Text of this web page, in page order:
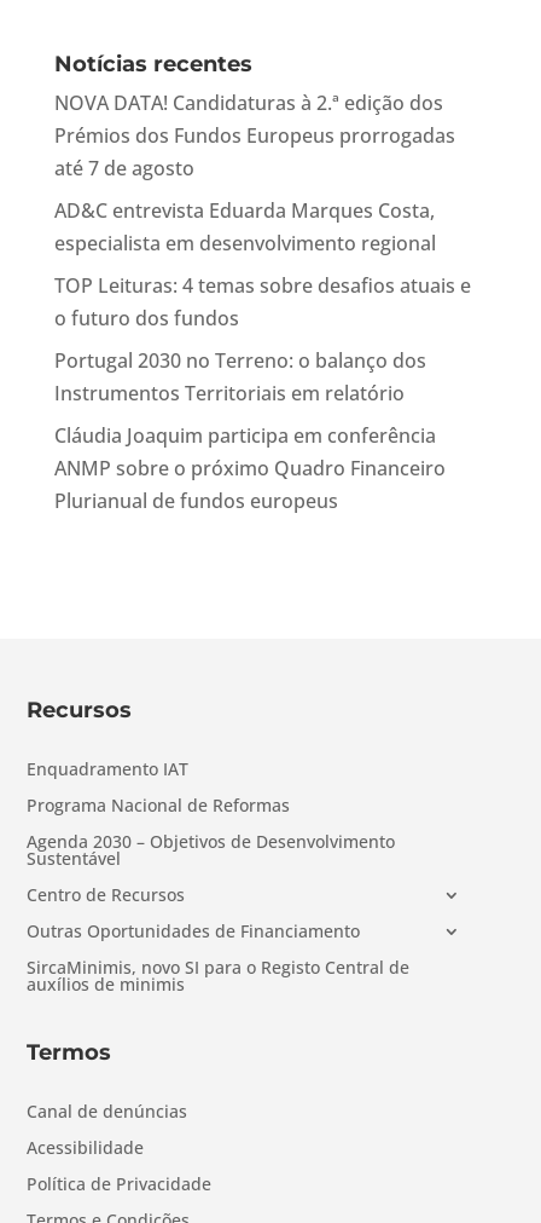
Notícias recentes
NOVA DATA! Candidaturas à 2.ª edição dos
Prémios dos Fundos Europeus prorrogadas
até 7 de agosto
AD&C entrevista Eduarda Marques Costa,
especialista em desenvolvimento regional
TOP Leituras: 4 temas sobre desafios atuais e
o futuro dos fundos
Portugal 2030 no Terreno: o balanço dos
Instrumentos Territoriais em relatório
Cláudia Joaquim participa em conferência
ANMP sobre o próximo Quadro Financeiro
Plurianual de fundos europeus
Recursos
Enquadramento IAT
Programa Nacional de Reformas
Agenda 2030 – Objetivos de Desenvolvimento
Sustentável
Centro de Recursos
Outras Oportunidades de Financiamento
SircaMinimis, novo SI para o Registo Central de
auxílios de minimis
Termos
Canal de denúncias
Acessibilidade
Política de Privacidade